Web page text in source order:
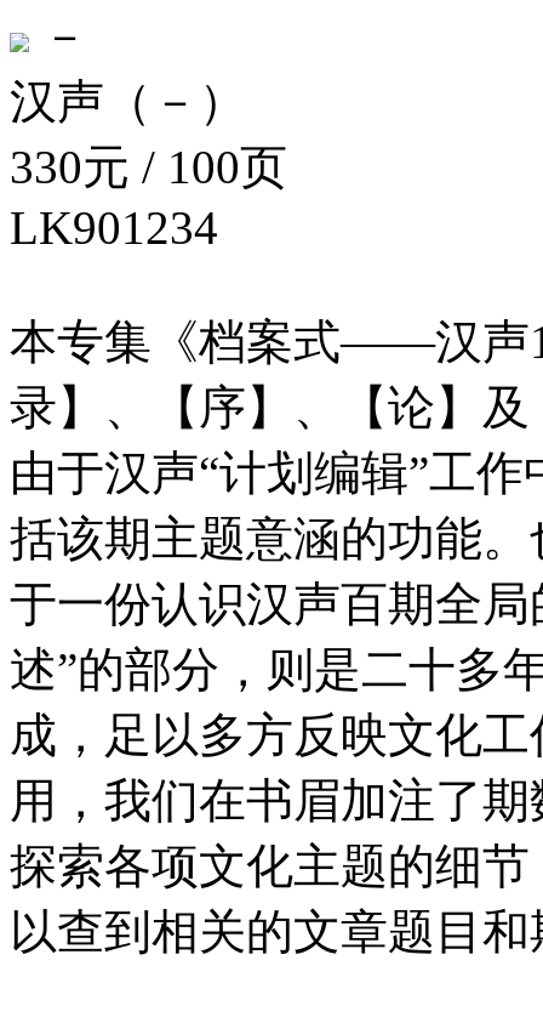
－
汉声（－）
330元 / 100页
LK901234
本专集《档案式——汉声
录】、【序】、【论】
由于汉声“计划编辑”工
括该期主题意涵的功能
于一份认识汉声百期全
述”的部分，则是二十多
成，足以多方反映文化
用，我们在书眉加注了
探索各项文化主题的细
以查到相关的文章题目